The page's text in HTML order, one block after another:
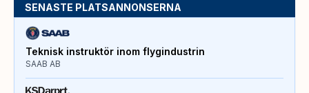
SENASTE PLATSANNONSERNA
Teknisk instruktör inom flygindustrin
SAAB AB